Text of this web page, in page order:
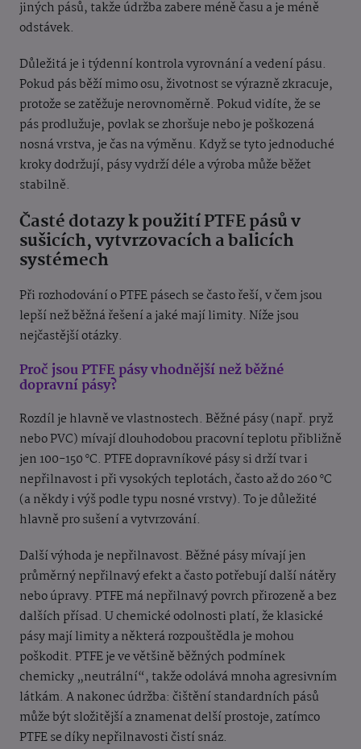
jiných pásů, takže údržba zabere méně času a je méně
odstávek.
Důležitá je i týdenní kontrola vyrovnání a vedení pásu.
Pokud pás běží mimo osu, životnost se výrazně zkracuje,
protože se zatěžuje nerovnoměrně. Pokud vidíte, že se
pás prodlužuje, povlak se zhoršuje nebo je poškozená
nosná vrstva, je čas na výměnu. Když se tyto jednoduché
kroky dodržují, pásy vydrží déle a výroba může běžet
stabilně.
Časté dotazy k použití PTFE pásů v
sušicích, vytvrzovacích a balicích
systémech
Při rozhodování o PTFE pásech se často řeší, v čem jsou
lepší než běžná řešení a jaké mají limity. Níže jsou
nejčastější otázky.
Proč jsou PTFE pásy vhodnější než běžné
dopravní pásy?
Rozdíl je hlavně ve vlastnostech. Běžné pásy (např. pryž
nebo PVC) mívají dlouhodobou pracovní teplotu přibližně
jen 100-150 °C. PTFE dopravníkové pásy si drží tvar i
nepřilnavost i při vysokých teplotách, často až do 260 °C
(a někdy i výš podle typu nosné vrstvy). To je důležité
hlavně pro sušení a vytvrzování.
Další výhoda je nepřilnavost. Běžné pásy mívají jen
průměrný nepřilnavý efekt a často potřebují další nátěry
nebo úpravy. PTFE má nepřilnavý povrch přirozeně a bez
dalších přísad. U chemické odolnosti platí, že klasické
pásy mají limity a některá rozpouštědla je mohou
poškodit. PTFE je ve většině běžných podmínek
chemicky „neutrální“, takže odolává mnoha agresivním
látkám. A nakonec údržba: čištění standardních pásů
může být složitější a znamenat delší prostoje, zatímco
PTFE se díky nepřilnavosti čistí snáz.